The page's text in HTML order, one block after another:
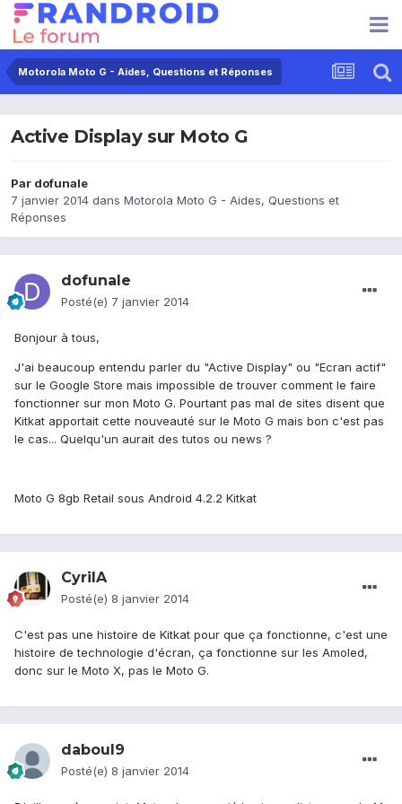
Motorola Moto G - Aides, Questions et Réponses
Active Display sur Moto G
Par dofunale
7 janvier 2014 dans Motorola Moto G - Aides, Questions et
Réponses
dofunale
Posté(e) 7 janvier 2014
Bonjour à tous,
J'ai beaucoup entendu parler du "Active Display" ou "Ecran actif"
sur le Google Store mais impossible de trouver comment le faire
fonctionner sur mon Moto G. Pourtant pas mal de sites disent que
Kitkat apportait cette nouveauté sur le Moto G mais bon c'est pas
le cas... Quelqu'un aurait des tutos ou news ?
Moto G 8gb Retail sous Android 4.2.2 Kitkat
CyrilA
Posté(e) 8 janvier 2014
C'est pas une histoire de Kitkat pour que ça fonctionne, c'est une
histoire de technologie d'écran, ça fonctionne sur les Amoled,
donc sur le Moto X, pas le Moto G.
daboul9
Posté(e) 8 janvier 2014